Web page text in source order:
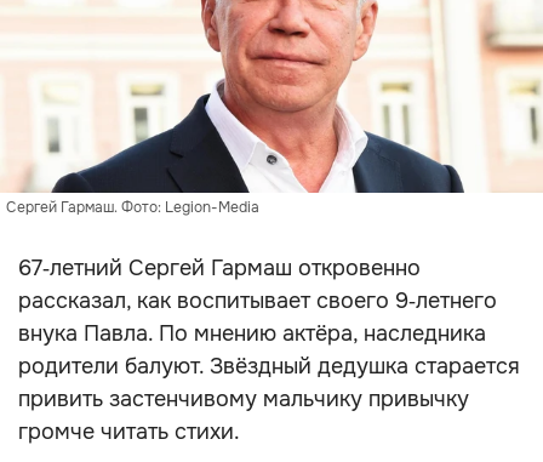
Сергей Гармаш. Фото: Legion-Media
67‑летний Сергей Гармаш откровенно
рассказал, как воспитывает своего 9‑летнего
внука Павла. По мнению актёра, наследника
родители балуют. Звёздный дедушка старается
привить застенчивому мальчику привычку
громче читать стихи.